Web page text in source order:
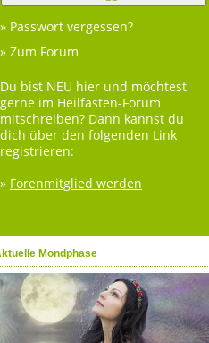
» Passwort vergessen?
» Zum Forum
Du bist NEU hier und möchtest
gerne im Heilfasten-Forum
mitschreiben? Dann kannst du
dich über den folgenden Link
registrieren:
» Forenmitglied werden
Mondphase